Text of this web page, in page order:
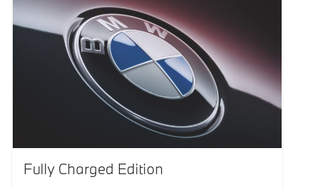
Fully Charged Edition